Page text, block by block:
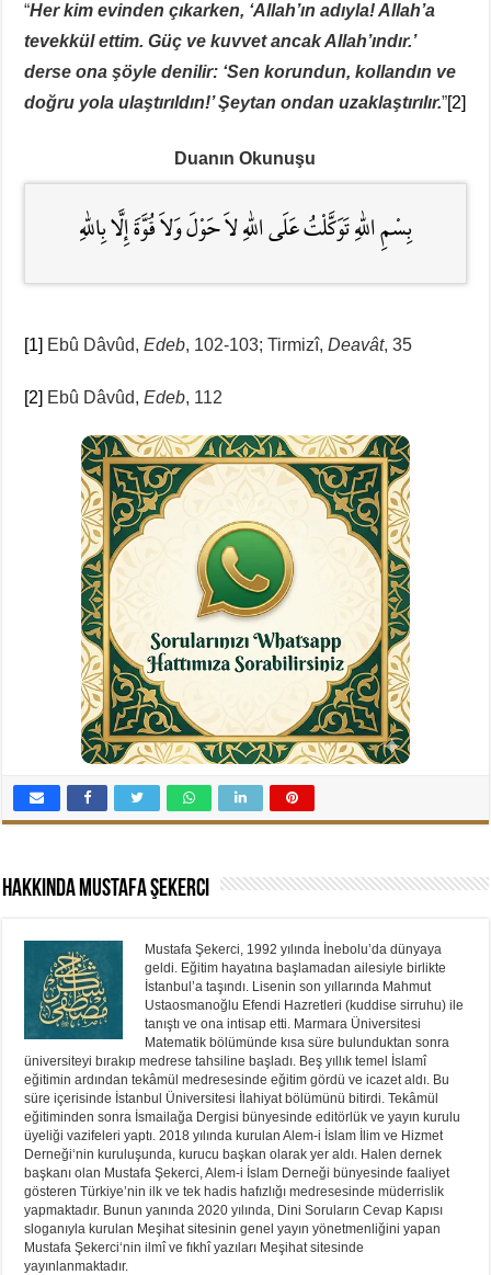
“Her kim evinden çıkarken, ‘Allah’ın adıyla! Allah’a
tevekkül ettim. Güç ve kuvvet ancak Allah’ındır.’
derse ona şöyle denilir: ‘Sen korundun, kollandın ve
doğru yola ulaştırıldın!’ Şeytan ondan uzaklaştırılır.”[2]
Duanın Okunuşu
بِسْمِ اللّٰهِ تَوَكَّلْتُ عَلَى اللّٰهِ لاَ حَوْلَ وَلاَ قُوَّةَ إِلَّا بِاللّٰهِ
[1] Ebû Dâvûd,Edeb, 102-103; Tirmizî,Deavât, 35
[2] Ebû Dâvûd,Edeb, 112
Hakkında Mustafa Şekerci
Mustafa Şekerci, 1992 yılında İnebolu’da dünyaya
geldi. Eğitim hayatına başlamadan ailesiyle birlikte
İstanbul’a taşındı. Lisenin son yıllarında Mahmut
Ustaosmanoğlu Efendi Hazretleri (kuddise sirruhu) ile
tanıştı ve ona intisap etti. Marmara Üniversitesi
Matematik bölümünde kısa süre bulunduktan sonra
üniversiteyi bırakıp medrese tahsiline başladı. Beş yıllık temel İslamî
eğitimin ardından tekâmül medresesinde eğitim gördü ve icazet aldı. Bu
süre içerisinde İstanbul Üniversitesi İlahiyat bölümünü bitirdi. Tekâmül
eğitiminden sonra İsmailağa Dergisi bünyesinde editörlük ve yayın kurulu
üyeliği vazifeleri yaptı. 2018 yılında kurulan Alem-i İslam İlim ve Hizmet
Derneği‘nin kuruluşunda, kurucu başkan olarak yer aldı. Halen dernek
başkanı olan Mustafa Şekerci, Alem-i İslam Derneği bünyesinde faaliyet
gösteren Türkiye’nin ilk ve tek hadis hafızlığı medresesinde müderrislik
yapmaktadır. Bunun yanında 2020 yılında, Dini Soruların Cevap Kapısı
sloganıyla kurulan Meşihat sitesinin genel yayın yönetmenliğini yapan
Mustafa Şekerci‘nin ilmî ve fıkhî yazıları Meşihat sitesinde
yayınlanmaktadır.